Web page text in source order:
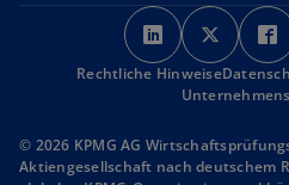
w
i
r
d
n
w
i
r
d
n
Rechtliche Hinweise
© 2026 KPMG AG
Aktiengesellschaft nach deutschem